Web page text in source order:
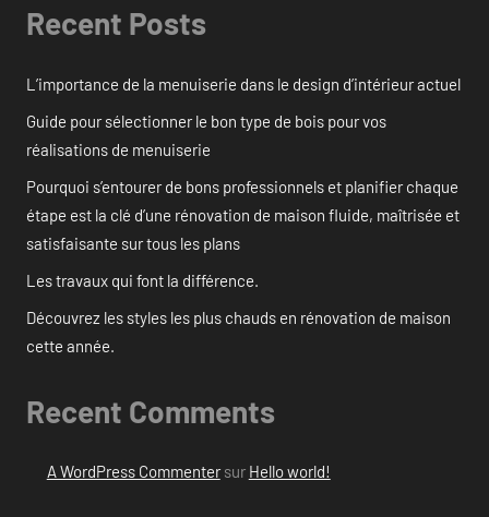
Recent Posts
L’importance de la menuiserie dans le design d’intérieur actuel
Guide pour sélectionner le bon type de bois pour vos
réalisations de menuiserie
Pourquoi s’entourer de bons professionnels et planifier chaque
étape est la clé d’une rénovation de maison fluide, maîtrisée et
satisfaisante sur tous les plans
Les travaux qui font la différence.
Découvrez les styles les plus chauds en rénovation de maison
cette année.
Recent Comments
A WordPress Commentersur Hello world!